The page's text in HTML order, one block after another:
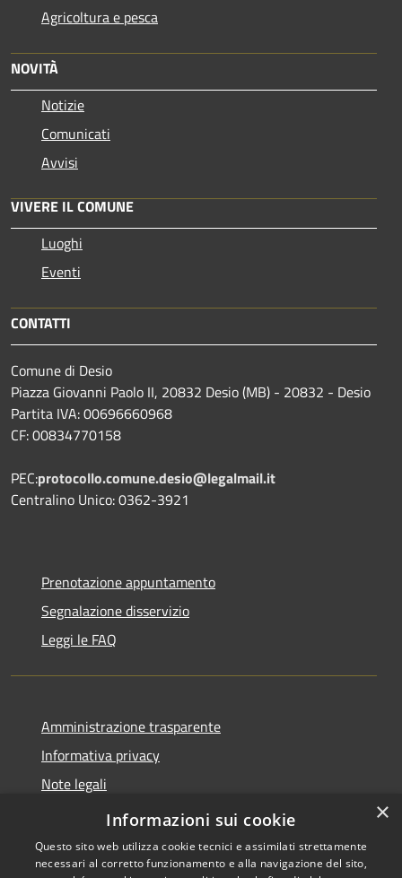
Agricoltura e pesca
NOVITÀ
Notizie
Comunicati
Avvisi
VIVERE IL COMUNE
Luoghi
Eventi
CONTATTI
Comune di Desio
Piazza Giovanni Paolo II, 20832 Desio (MB) - 20832 - Desio
Partita IVA: 00696660968
CF: 00834770158
PEC:protocollo.comune.desio@legalmail.it
Centralino Unico: 0362-3921
Prenotazione appuntamento
Segnalazione disservizio
Leggi le FAQ
Amministrazione trasparente
Informativa privacy
Note legali
Dichiarazione di accessibilità
×
Informazioni sui cookie
Questo sito web utilizza cookie tecnici e assimilati strettamente
necessari al corretto funzionamento e alla navigazione del sito,